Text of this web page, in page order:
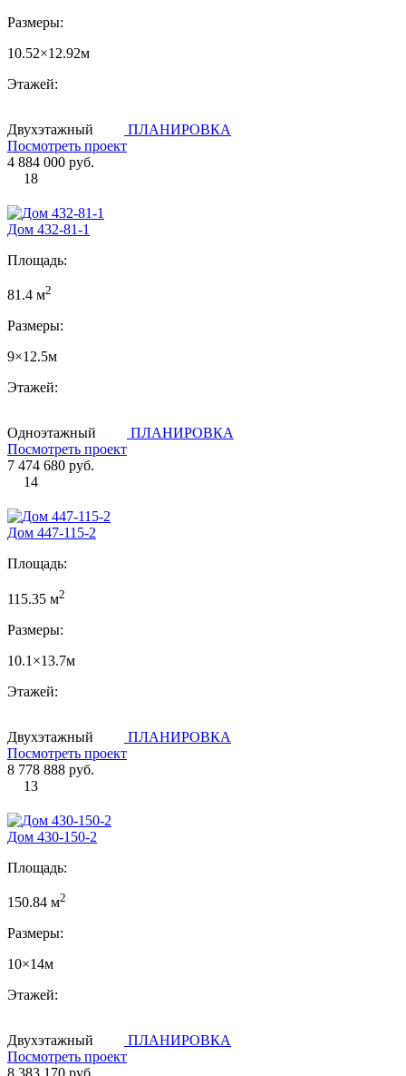
Размеры:
10.52×12.92м
Этажей:
Двухэтажный
ПЛАНИРОВКА
Посмотреть проект
4 884 000 руб.
18
Дом 432-81-1
Площадь:
81.4 м2
Размеры:
9×12.5м
Этажей:
Одноэтажный
ПЛАНИРОВКА
Посмотреть проект
7 474 680 руб.
14
Дом 447-115-2
Площадь:
115.35 м2
Размеры:
10.1×13.7м
Этажей:
Двухэтажный
ПЛАНИРОВКА
Посмотреть проект
8 778 888 руб.
13
Дом 430-150-2
Площадь:
150.84 м2
Размеры:
10×14м
Этажей:
Двухэтажный
ПЛАНИРОВКА
Посмотреть проект
8 383 170 руб.